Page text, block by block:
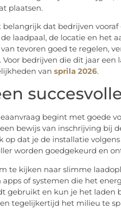
plaatsen.
belangrijk dat bedrijven
laadpaal, de locatie en het
tevoren goed te regelen,
bedrijven die dit jaar
van sprila 2026.
begint met goede
bewijs van inschrijving bij
op dat je de installatie
worden goedgekeurd en
te kijken naar slimme
of systemen die het
gebruikt en kun je het laden
tegelijkertijd het milieu te